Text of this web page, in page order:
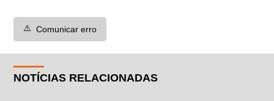
⚠️ Comunicar erro
NOTÍCIAS RELACIONADAS